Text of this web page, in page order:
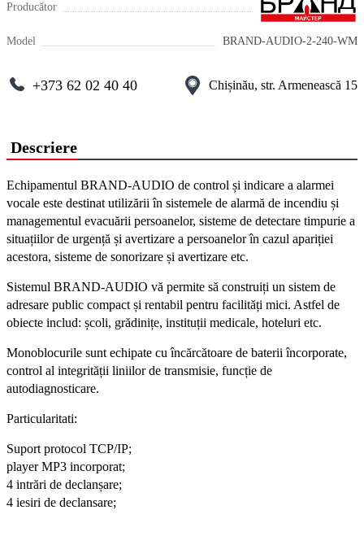
Producător
Model BRAND-AUDIO-2-240-WM
+373 62 02 40 40 Chișinău, str. Armenească 15
Descriere
Echipamentul BRAND-AUDIO de control și indicare a alarmei
vocale este destinat utilizării în sistemele de alarmă de incendiu și
managementul evacuării persoanelor, sisteme de detectare timpurie a
situațiilor de urgență și avertizare a persoanelor în cazul apariției
acestora, sisteme de sonorizare și avertizare etc.
Sistemul BRAND-AUDIO vă permite să construiți un sistem de
adresare public compact și rentabil pentru facilități mici. Astfel de
obiecte includ: școli, grădinițe, instituții medicale, hoteluri etc.
Monoblocurile sunt echipate cu încărcătoare de baterii încorporate,
control al integrității liniilor de transmisie, funcție de
autodiagnosticare.
Particularitati:
Suport protocol TCP/IP;
player MP3 incorporat;
4 intrări de declanșare;
4 iesiri de declansare;